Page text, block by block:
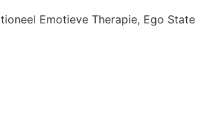
Emotieve Therapie, Ego State